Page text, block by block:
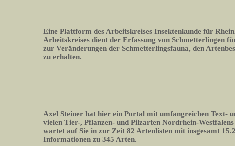
Eine Plattform des Arbeitskreises Insektenkunde für
Arbeitskreises dient der Erfassung von Schmetterlingen
zur Veränderungen der Schmetterlingsfauna, den
zu erhalten.
Axel Steiner hat hier ein Portal mit umfangreichen Text-
vielen Tier-, Pflanzen- und Pilzarten Nordrhein-
wartet auf Sie in zur Zeit 82 Artenlisten mit insgesamt
Informationen zu 345 Arten.